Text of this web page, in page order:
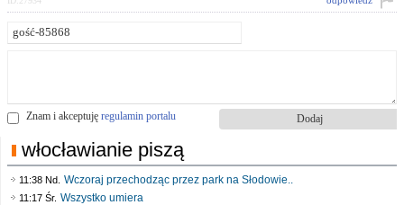
Znam i akceptuję regulamin portalu
włocławianie piszą
11:38 Nd. Wczoraj przechodząc przez park na Słodowie..
11:17 Śr. Wszystko umiera